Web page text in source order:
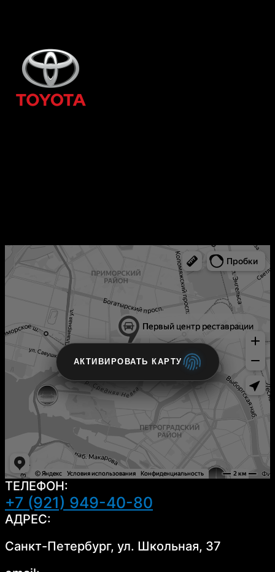
АКТИВИРОВАТЬ КАРТУ
ТЕЛЕФОН:
+7 (921) 949-40-80
АДРЕС:
Санкт-Петербург, ул. Школьная, 37